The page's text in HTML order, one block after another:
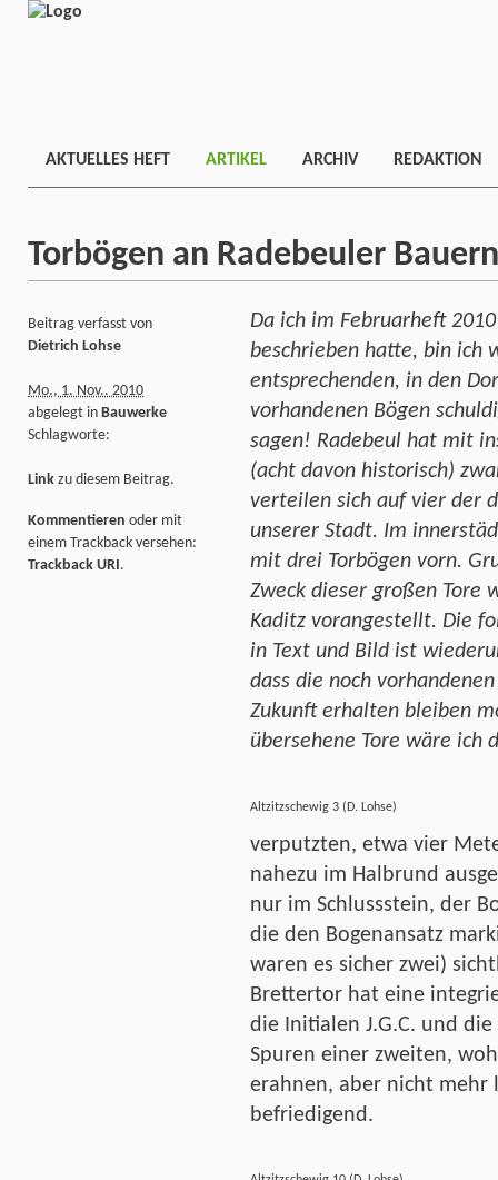
AKTUELLES HEFT ARTIKEL ARCHIV REDAKTION
Torbögen an Radebeuler
Da ich im Februarheft
beschrieben hatte, bin ich
entsprechenden, in den
vorhandenen Bögen
sagen! Radebeul hat mit
(acht davon historisch)
verteilen sich auf vier der
unserer Stadt. Im
mit drei Torbögen vorn.
Zweck dieser großen Tore
Kaditz vorangestellt. Die
in Text und Bild ist
dass die noch
Zukunft erhalten bleiben
übersehene Tore wäre ich
Altzitzschewig 3 (D. Lohse)
verputzten, etwa vier
nahezu im Halbrund
nur im Schlussstein, der
die den Bogenansatz
waren es sicher zwei)
Brettertor hat eine
die Initialen J.G.C. und
Spuren einer zweiten,
erahnen, aber nicht mehr
befriedigend.
Beitrag verfasst von
Dietrich Lohse
Mo., 1. Nov.. 2010
abgelegt in Bauwerke
Schlagworte:
Link zu diesem Beitrag.
Kommentieren oder mit
einem Trackback versehen:
Trackback URI.